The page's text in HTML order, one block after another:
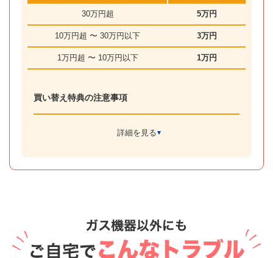
30万円超 5万円
10万円超 〜 30万円以下 3万円
1万円超 〜 10万円以下 1万円
買い替え特典の注意事項
詳細を見る